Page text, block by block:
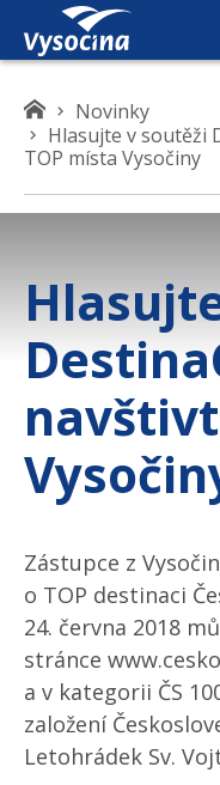
K
d
e
s
a
h
t
e
Novinky
Hlasujte v soutěži
TOP místa Vysočiny
Zástupce z
o TOP destinaci
24. června 2018
stránce
a v kategorii ČS
založení
Letohrádek Sv.